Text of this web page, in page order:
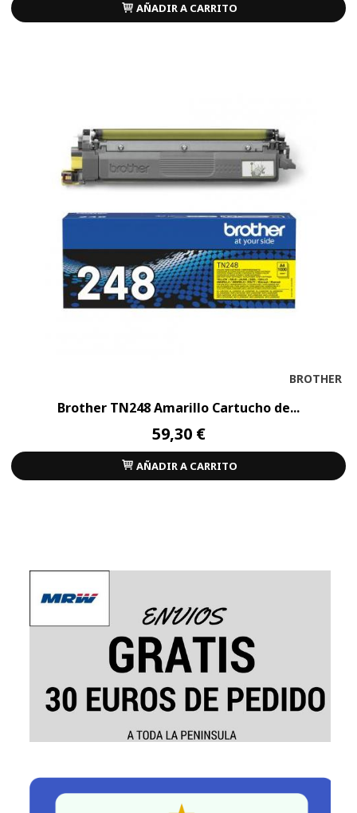
AÑADIR A CARRITO
BROTHER
Brother TN248 Amarillo Cartucho de...
59,30 €
AÑADIR A CARRITO